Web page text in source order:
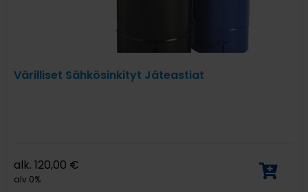
Värilliset Sähkösinkityt Jäteastiat
alk. 120,00 €
alv 0%